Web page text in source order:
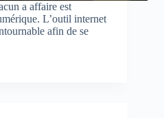
a affaire est
L’outil internet
afin de se